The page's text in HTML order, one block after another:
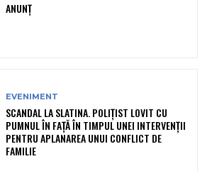
ANUNȚ
EVENIMENT
SCANDAL LA SLATINA. POLIȚIST LOVIT CU
PUMNUL ÎN FAȚĂ ÎN TIMPUL UNEI INTERVENȚII
PENTRU APLANAREA UNUI CONFLICT DE
FAMILIE